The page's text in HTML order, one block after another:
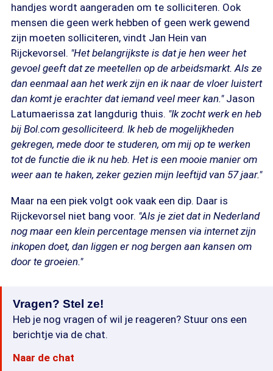
handjes wordt aangeraden om te solliciteren. Ook
mensen die geen werk hebben of geen werk gewend
zijn moeten solliciteren, vindt Jan Hein van
Rijckevorsel. "Het belangrijkste is dat je hen weer het
gevoel geeft dat ze meetellen op de arbeidsmarkt. Als ze
dan eenmaal aan het werk zijn en ik naar de vloer luistert
dan komt je erachter dat iemand veel meer kan." Jason
Latumaerissa zat langdurig thuis. "Ik zocht werk en heb
bij Bol.com gesolliciteerd. Ik heb de mogelijkheden
gekregen, mede door te studeren, om mij op te werken
tot de functie die ik nu heb. Het is een mooie manier om
weer aan te haken, zeker gezien mijn leeftijd van 57 jaar."
Maar na een piek volgt ook vaak een dip. Daar is
Rijckevorsel niet bang voor. "Als je ziet dat in Nederland
nog maar een klein percentage mensen via internet zijn
inkopen doet, dan liggen er nog bergen aan kansen om
door te groeien."
Vragen? Stel ze!
Heb je nog vragen of wil je reageren? Stuur ons een
berichtje via de chat.
Naar de chat